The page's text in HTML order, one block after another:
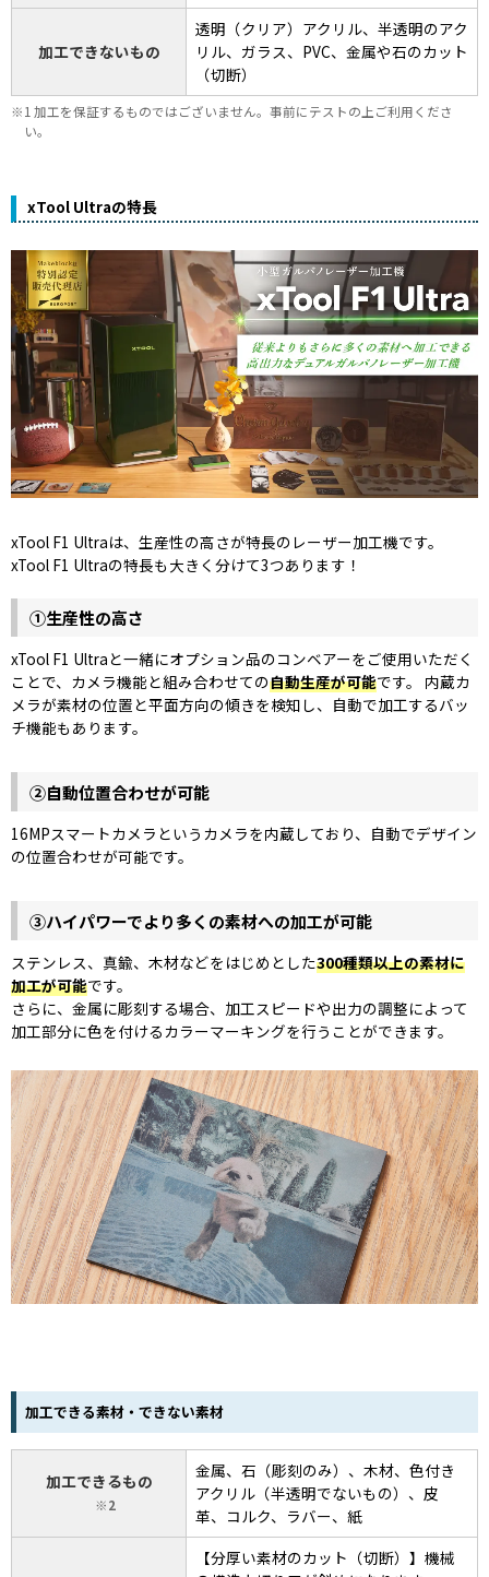
加工できないもの
透明（クリア）アクリル、半透明のアク
リル、ガラス、PVC、金属や石のカット
（切断）
1 加工を保証するものではございません。事前にテストの上ご利用くださ
い。
xTool Ultraの特長
xTool F1 Ultraは、生産性の高さが特長のレーザー加工機です。
xTool F1 Ultraの特長も大きく分けて3つあります！
①生産性の高さ
xTool F1 Ultraと一緒にオプション品のコンベアーをご使用いただく
ことで、カメラ機能と組み合わせての自動生産が可能です。 内蔵カ
メラが素材の位置と平面方向の傾きを検知し、自動で加工するバッ
チ機能もあります。
②自動位置合わせが可能
16MPスマートカメラというカメラを内蔵しており、自動でデザイン
の位置合わせが可能です。
③ハイパワーでより多くの素材への加工が可能
ステンレス、真鍮、木材などをはじめとした300種類以上の素材に
加工が可能です。
さらに、金属に彫刻する場合、加工スピードや出力の調整によって
加工部分に色を付けるカラーマーキングを行うことができます。
加工できる素材・できない素材
加工できるもの
2
金属、石（彫刻のみ）、木材、色付き
アクリル（半透明でないもの）、皮
革、コルク、ラバー、紙
【分厚い素材のカット（切断）】機械